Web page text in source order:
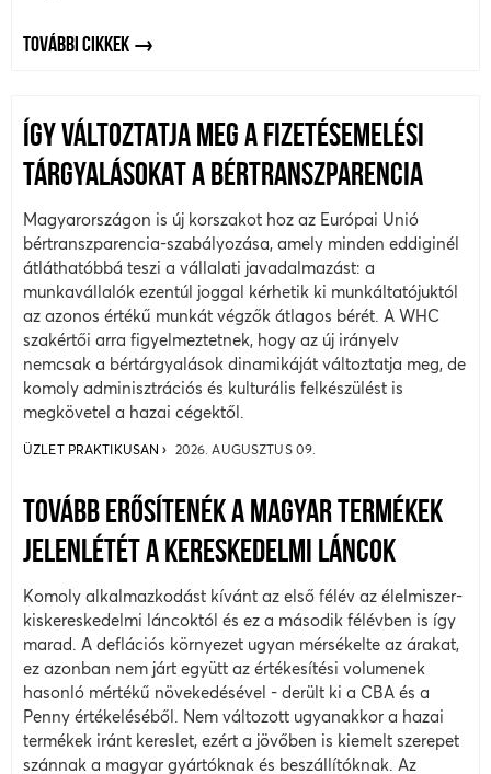
TOVÁBBI CIKKEK
ÍGY VÁLTOZTATJA MEG A FIZETÉSEMELÉSI
TÁRGYALÁSOKAT A BÉRTRANSZPARENCIA
Magyarországon is új korszakot hoz az Európai Unió
bértranszparencia-szabályozása, amely minden eddiginél
átláthatóbbá teszi a vállalati javadalmazást: a
munkavállalók ezentúl joggal kérhetik ki munkáltatójuktól
az azonos értékű munkát végzők átlagos bérét. A WHC
szakértői arra figyelmeztetnek, hogy az új irányelv
nemcsak a bértárgyalások dinamikáját változtatja meg, de
komoly adminisztrációs és kulturális felkészülést is
megkövetel a hazai cégektől.
ÜZLET PRAKTIKUSAN 2026. AUGUSZTUS 09.
TOVÁBB ERŐSÍTENÉK A MAGYAR TERMÉKEK
JELENLÉTÉT A KERESKEDELMI LÁNCOK
Komoly alkalmazkodást kívánt az első félév az élelmiszer-
kiskereskedelmi láncoktól és ez a második félévben is így
marad. A deflációs környezet ugyan mérsékelte az árakat,
ez azonban nem járt együtt az értékesítési volumenek
hasonló mértékű növekedésével - derült ki a CBA és a
Penny értékeléséből. Nem változott ugyanakkor a hazai
termékek iránt kereslet, ezért a jövőben is kiemelt szerepet
szánnak a magyar gyártóknak és beszállítóknak. Az